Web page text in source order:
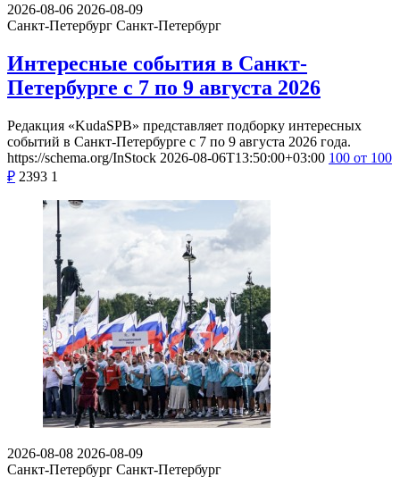
2026-08-06 2026-08-09
Санкт-Петербург Санкт-Петербург
Интересные события в Санкт-
Петербурге с 7 по 9 августа 2026
Редакция «KudaSPB» представляет подборку интересных
событий в Санкт-Петербурге с 7 по 9 августа 2026 года.
https://schema.org/InStock 2026-08-06T13:50:00+03:00 100 от 100
₽ 2393 1
2026-08-08 2026-08-09
Санкт-Петербург Санкт-Петербург